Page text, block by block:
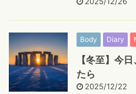
Body Diary
【冬至】今
たら
2025/12/22